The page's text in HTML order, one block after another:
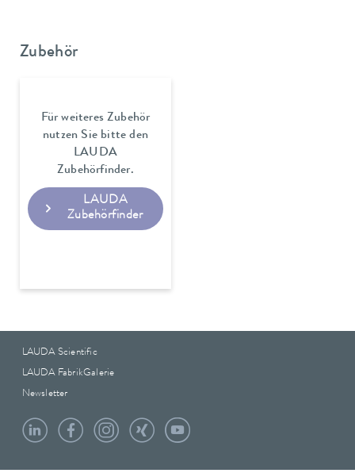
Zubehör
Für weiteres Zubehör
nutzen Sie bitte den
LAUDA
Zubehörfinder.
LAUDA
Zubehörfinder
LAUDA Scientific
LAUDA FabrikGalerie
Newsletter